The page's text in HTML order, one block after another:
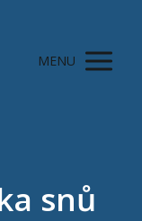
MENU
snů